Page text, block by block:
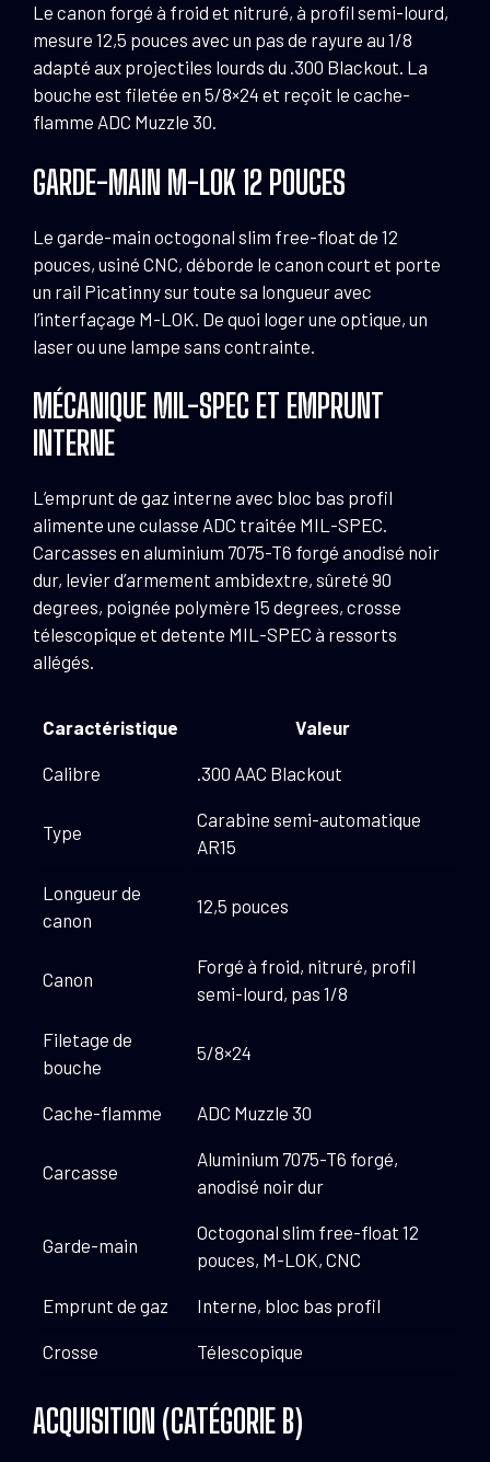
Le canon forgé à froid et nitruré, à profil semi-lourd,
mesure 12,5 pouces avec un pas de rayure au 1/8
adapté aux projectiles lourds du .300 Blackout. La
bouche est filetée en 5/8×24 et reçoit le cache-
flamme ADC Muzzle 30.
GARDE-MAIN M-LOK 12 POUCES
Le garde-main octogonal slim free-float de 12
pouces, usiné CNC, déborde le canon court et porte
un rail Picatinny sur toute sa longueur avec
l’interfaçage M-LOK. De quoi loger une optique, un
laser ou une lampe sans contrainte.
MÉCANIQUE MIL-SPEC ET EMPRUNT
INTERNE
L’emprunt de gaz interne avec bloc bas profil
alimente une culasse ADC traitée MIL-SPEC.
Carcasses en aluminium 7075-T6 forgé anodisé noir
dur, levier d’armement ambidextre, sûreté 90
degrees, poignée polymère 15 degrees, crosse
télescopique et detente MIL-SPEC à ressorts
allégés.
Caractéristique Valeur
Calibre .300 AAC Blackout
Type
Carabine semi-automatique
AR15
Longueur de
canon
12,5 pouces
Canon
Forgé à froid, nitruré, profil
semi-lourd, pas 1/8
Filetage de
bouche
5/8×24
Cache-flamme ADC Muzzle 30
Carcasse
Aluminium 7075-T6 forgé,
anodisé noir dur
Garde-main
Octogonal slim free-float 12
pouces, M-LOK, CNC
Emprunt de gaz Interne, bloc bas profil
Crosse Télescopique
ACQUISITION (CATÉGORIE B)